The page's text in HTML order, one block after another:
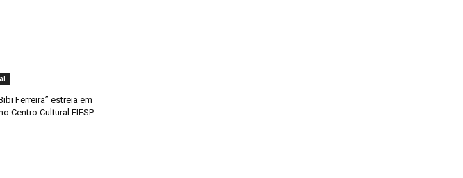
Ferreira” estreia em
Centro Cultural FIESP